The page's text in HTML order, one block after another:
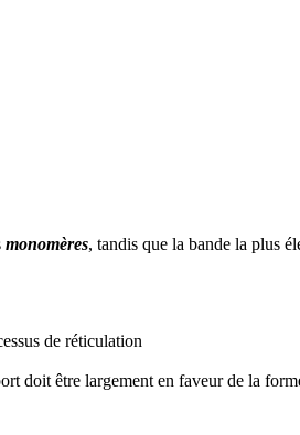
monomères, tandis que la bande la plus
de réticulation
doit être largement en faveur de la